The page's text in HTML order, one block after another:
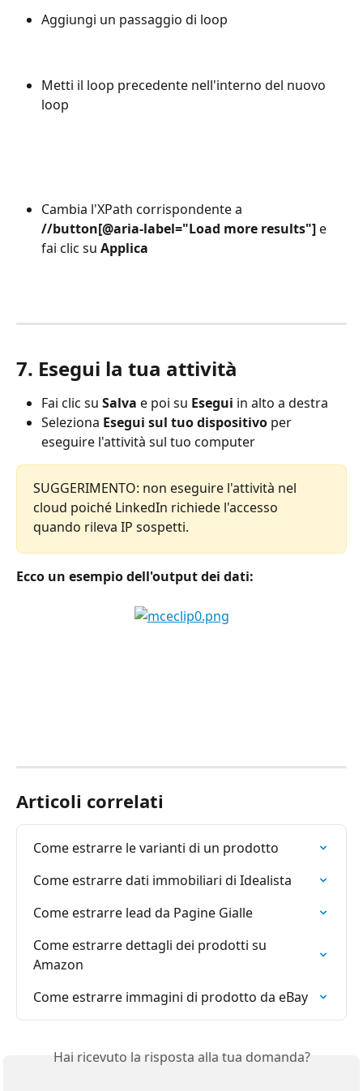
Aggiungi un passaggio di loop
Metti il loop precedente nell'interno del nuovo
loop
Cambia l'XPath corrispondente a
//button[@aria-label="Load more results"] e
fai clic su Applica
7. Esegui la tua attività
Fai clic su Salva e poi su Esegui in alto a destra
Seleziona Esegui sul tuo dispositivo per
eseguire l'attività sul tuo computer
SUGGERIMENTO: non eseguire l'attività nel
cloud poiché LinkedIn richiede l'accesso
quando rileva IP sospetti.
Ecco un esempio dell'output dei dati:
Articoli correlati
Come estrarre le varianti di un prodotto
Come estrarre dati immobiliari di Idealista
Come estrarre lead da Pagine Gialle
Come estrarre dettagli dei prodotti su
Amazon
Come estrarre immagini di prodotto da eBay
Hai ricevuto la risposta alla tua domanda?